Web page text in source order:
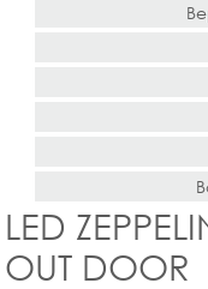
LED
OUT DOOR